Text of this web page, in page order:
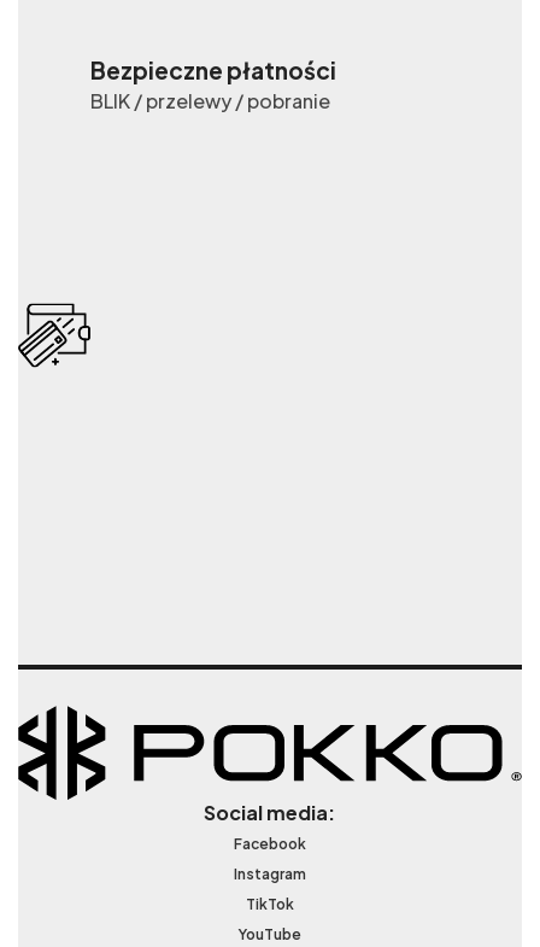
Bezpieczne płatności
BLIK / przelewy / pobranie
Social media:
Facebook
Instagram
TikTok
YouTube